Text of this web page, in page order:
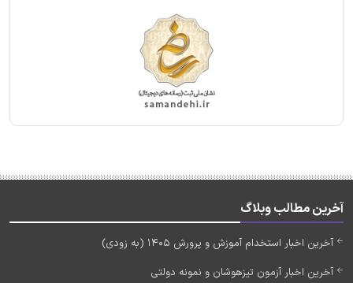
آخرین مطالب وبلاگ
آخرین اخبار استخدام آموزش و پرورش 1405 (به زودی)
آخرین اخبار آزمون تیزهوشان و نمونه دولتی